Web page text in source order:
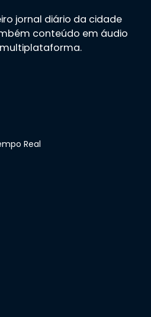
jornal diário da cidade
conteúdo em áudio
Real